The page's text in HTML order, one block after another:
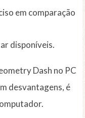
em comparação
disponíveis.
Dash no PC
desvantagens, é